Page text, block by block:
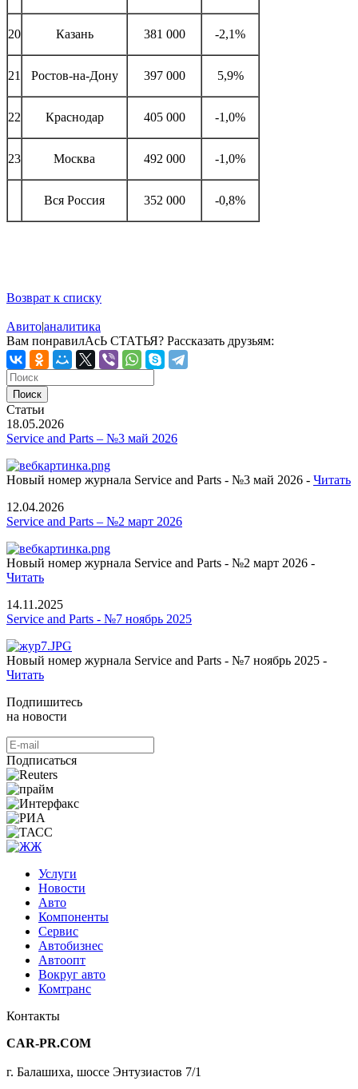
20 Казань 381 000 -2,1%
21 Ростов-на-Дону 397 000 5,9%
22 Краснодар 405 000 -1,0%
23 Москва 492 000 -1,0%
Вся Россия 352 000 -0,8%
Возврат к списку
Авито|аналитика
Вам понравилАсЬ СТАТЬЯ? Рассказать друзьям:
Статьи
18.05.2026
Service and Parts – №3 май 2026
Новый номер журнала Service and Parts - №3 май 2026 - Читать
12.04.2026
Service and Parts – №2 март 2026
Новый номер журнала Service and Parts - №2 март 2026 -
Читать
14.11.2025
Service and Parts - №7 ноябрь 2025
Новый номер журнала Service and Parts - №7 ноябрь 2025 -
Читать
Подпишитесь
на новости
Подписаться
Услуги
Новости
Авто
Компоненты
Сервис
Автобизнес
Автоопт
Вокруг авто
Комтранс
Контакты
CAR-PR.COM
г. Балашиха, шоссе Энтузиастов 7/1